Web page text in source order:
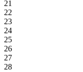
21
22
23
24
25
26
27
28